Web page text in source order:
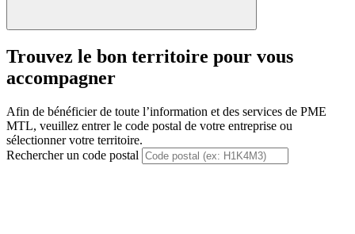
Trouvez le bon territoire pour vous
accompagner
Afin de bénéficier de toute l’information et des services de PME
MTL, veuillez entrer le code postal de votre entreprise ou
sélectionner votre territoire.
Rechercher un code postal